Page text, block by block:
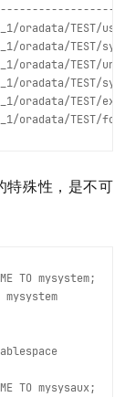
oradata/TEST/
oradata/TEST/
oradata/TEST/
oradata/TEST/
oradata/TEST/
特殊性，是不可
TO mysystem;
mysystem
TO mysysaux;